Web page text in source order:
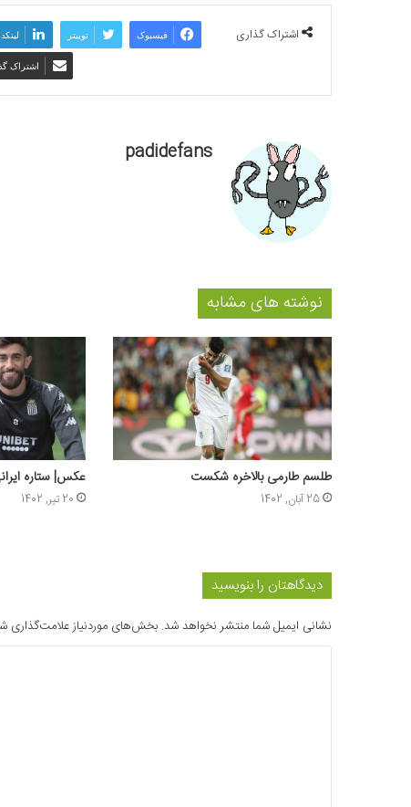
اشتراک گذاری فیسبوک توییتر
اشتراک
padidefans
نوشته های مشابه
طلسم طارمی بالاخره شکست
25 آبان, 1402
عکس‌| ستاره
20 تیر, 1402
دیدگاهتان را بنویسید
نشانی ایمیل شما منتشر نخواهد شد. بخش‌های موردنیاز علامت‌گذاری